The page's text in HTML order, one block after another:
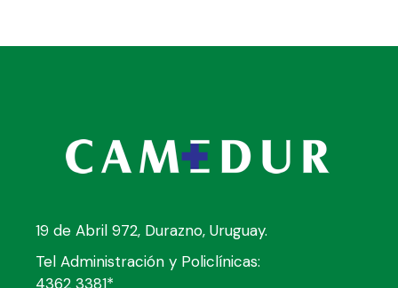
19 de Abril 972, Durazno, Uruguay.
Tel Administración y Policlínicas:
4362 3381*